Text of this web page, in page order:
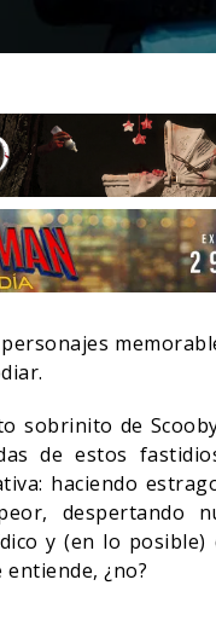
sobrinito de
de estos
haciendo
despertando
y (en lo
entiende, ¿no?